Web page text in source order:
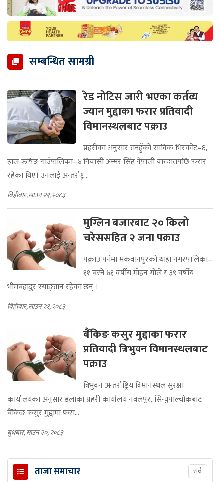
सम्बन्धित सामग्री
रेड नोटिस जारी भएका कर्तव्य
ज्यान मुद्दाका फरार प्रतिवादी
विमानस्थलबाट पक्राउ
प्रहरीका अनुसार तनहुँको साविक भिरकोट–६,
हाल ऋषिङ गाउँपालिका–४ निवासी अम्मर सिंह नेपाली वारदातपछि फरार
रहेका थिए। उनलाई अन्तर्राष्ट्र...
बिहीबार, साउन २१, २०८३
मुग्लिन बजारबाट २० किलो
चरेससहित २ जना पक्राउ
पक्राउ पर्नेमा मकवानपुरको थाहा नगरपालिका–
११ बस्ने ४१ वर्षीय मोहन गोले र ३९ वर्षीय
भीमबहादुर स्याङ्तान रहेका छन् ।
बिहीबार, साउन २१, २०८३
बैंकिङ कसुर मुद्दाका फरार
प्रतिवादी त्रिभुवन विमानस्थलबाट
पक्राउ
त्रिभुवन अन्तर्राष्ट्रिय विमानस्थल सुरक्षा
कार्यालयका अनुसार इलाका प्रहरी कार्यालय नवलपुर, सिन्धुपाल्चोकबाट
बैंकिङ कसुर मुद्दामा फरा...
बुधबार, साउन २०, २०८३
ताजा समाचार सबै